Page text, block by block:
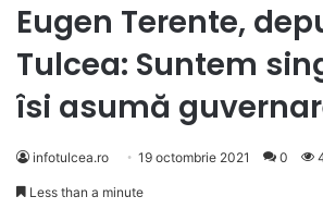
Eugen Terente,
Tulcea: Suntem
îsi asumă
infotulcea.ro 19 octombrie 2021 0
Less than a minute